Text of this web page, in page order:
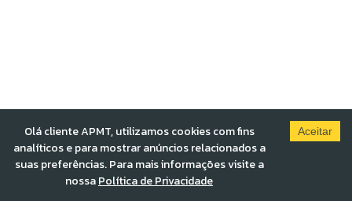
Olá cliente APMT, utilizamos cookies com fins
analíticos e para mostrar anúncios relacionados a
suas preferências. Para mais informações visite a
nossaPolítica de Privacidade
Aceitar